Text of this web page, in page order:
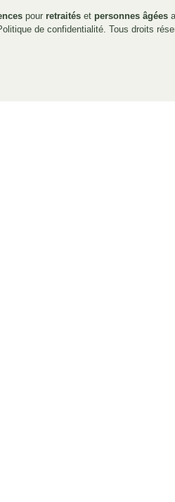
pour retraités et personnes âgées
de confidentialité . Tous droits